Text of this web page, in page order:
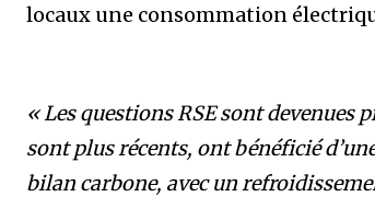
locaux une consommation
« Les questions RSE sont devenues
sont plus récents, ont bénéficié
bilan carbone, avec un